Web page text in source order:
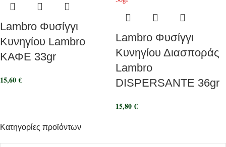
Κατηγορίες προϊόντων
Lambro Φυσίγγι
Κυνηγίου Lambro
ΚΑΦΕ 33gr
15,60€
Lambro Φυσίγγι
Κυνηγίου Διασποράς
Lambro
DISPERSANTE 36gr
15,80€